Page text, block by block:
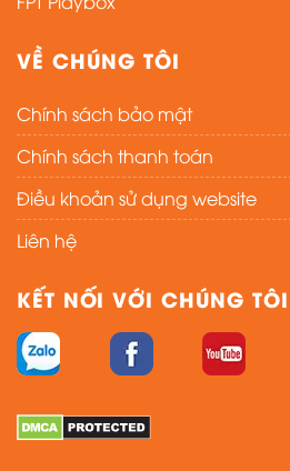
VỀ CHÚNG TÔI
Chính sách bảo mật
Chính sách thanh toán
Điều khoản sử dụng website
Liên hệ
KẾT NỐI VỚI CHÚNG TÔI